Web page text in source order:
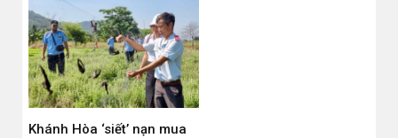
Khánh Hòa ‘siết’ nạn mua